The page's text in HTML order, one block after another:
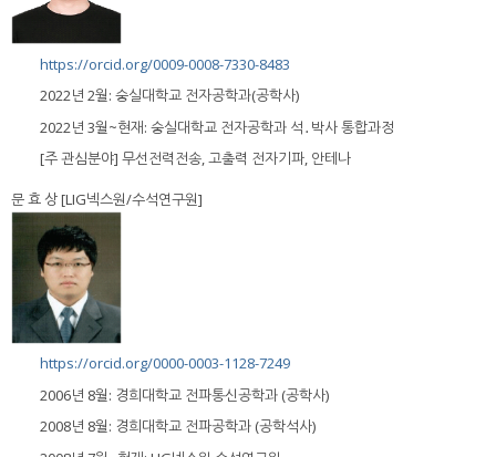
https://orcid.org/0009-0008-7330-8483
2022년 2월: 숭실대학교 전자공학과(공학사)
2022년 3월~현재: 숭실대학교 전자공학과 석․박사 통합과정
[주 관심분야] 무선전력전송, 고출력 전자기파, 안테나
문 효 상 [LIG넥스원/수석연구원]
https://orcid.org/0000-0003-1128-7249
2006년 8월: 경희대학교 전파통신공학과 (공학사)
2008년 8월: 경희대학교 전파공학과 (공학석사)